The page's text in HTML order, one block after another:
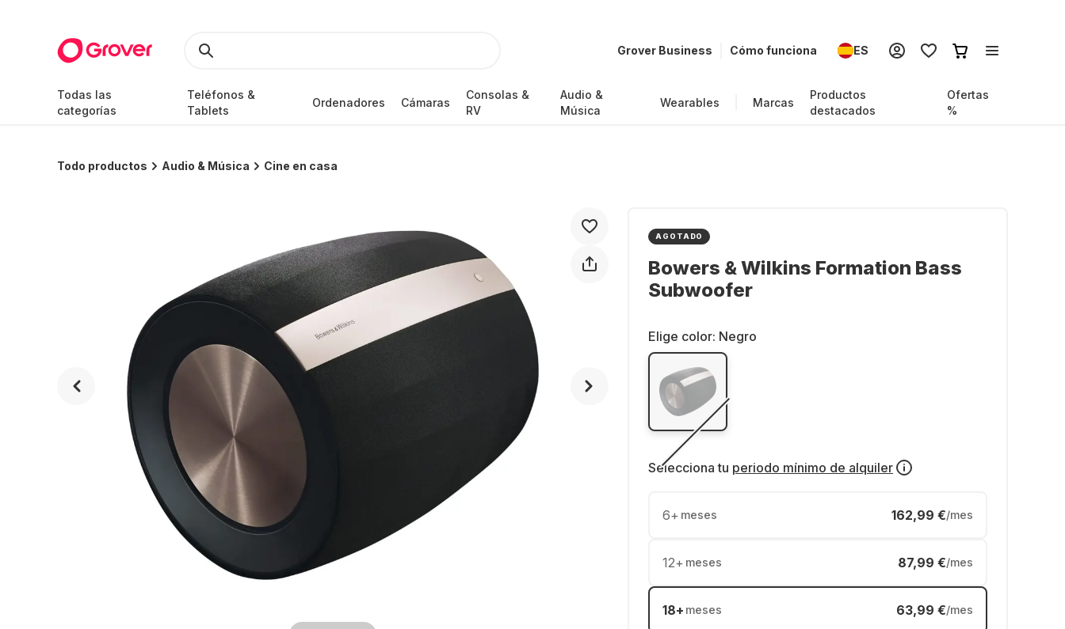
Grover Business Cómo funciona ES
Todas las
categorías
Teléfonos &
Tablets
Ordenadores Cámaras
Consolas &
RV
Audio &
Música
Wearables Marcas
Productos
destacados
Ofertas
%
Todo productos Audio & Música Cine en casa
AGOTADO
Bowers & Wilkins Formation Bass
Subwoofer
Elige color: Negro
Selecciona tu periodo mínimo de alquiler
6+ meses 162,99 €/mes
12+ meses 87,99 €/mes
18+ meses 63,99 €/mes